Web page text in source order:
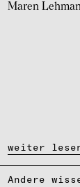
Maren
weiter
Andere